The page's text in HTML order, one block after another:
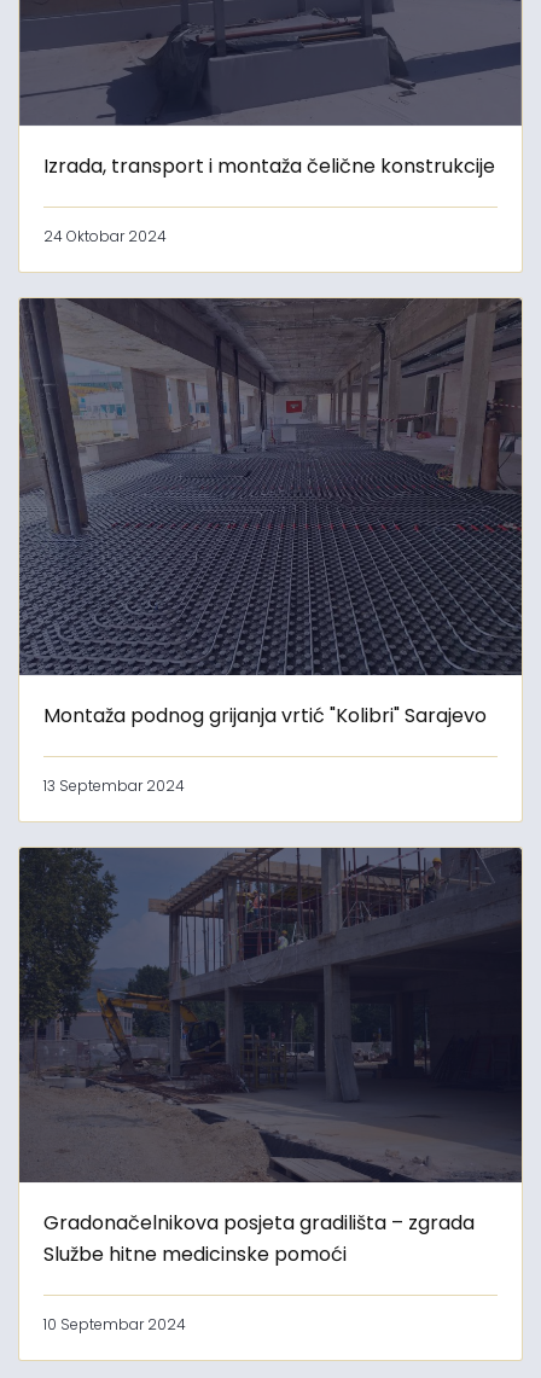
Izrada, transport i montaža čelične konstrukcije
24 Oktobar 2024
Montaža podnog grijanja vrtić "Kolibri" Sarajevo
13 Septembar 2024
Gradonačelnikova posjeta gradilišta – zgrada
Službe hitne medicinske pomoći
10 Septembar 2024